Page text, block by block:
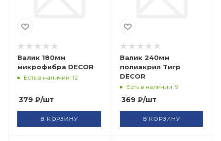
Валик 180мм
микрофибра DECOR
Есть в наличии: 12
379 ₽/шт
В КОРЗИНУ
Валик 240мм
полиакрил Тигр
DECOR
Есть в наличии: 9
369 ₽/шт
В КОРЗИНУ